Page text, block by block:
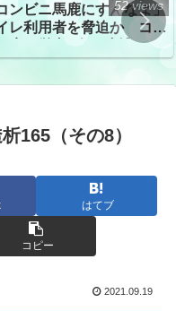
ンビニ馬鹿にすんなよ」
レ利用者を脅迫か コン
52 views
165（その8）
はてブ
コピー
2021.09.19